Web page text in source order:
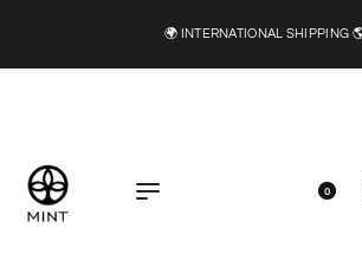
🍂 DIRECT INSTAGRAM AND FACEBOOK FOR
0